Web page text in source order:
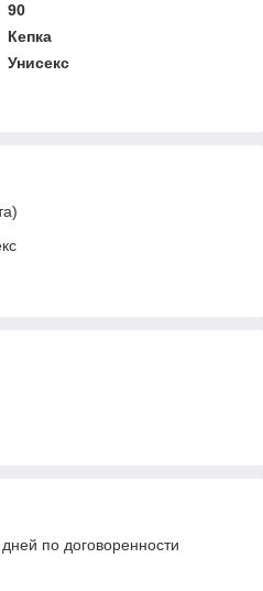
90
Кепка
Унисекс
по договоренности